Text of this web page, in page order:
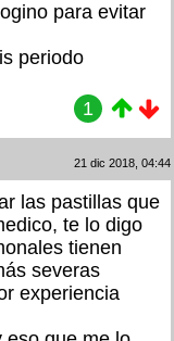
para evitar
periodo
1
21 dic 2018, 04:44
las pastillas que
te lo digo
tienen
severas
experiencia